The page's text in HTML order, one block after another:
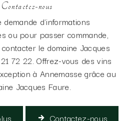
Contactez-nous
demande d'informations
ou pour passer commande,
le domaine Jacques
72 22. Offrez-vous des vins
à Annemasse grâce au
Jacques Faure.
Contactez-nous